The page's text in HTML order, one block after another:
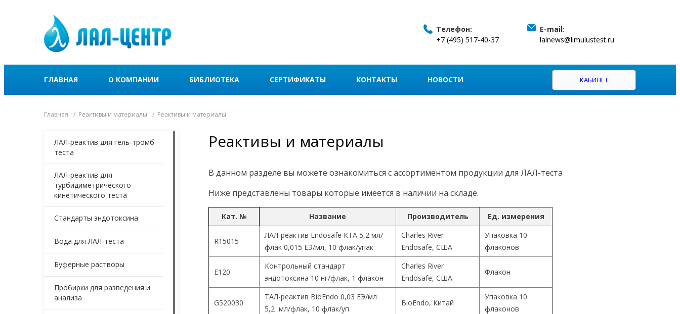
Телефон:
+7 (495) 517-40-37
E-mail:
lalnews@limulustest.ru
ГЛАВНАЯ О КОМПАНИИ БИБЛИОТЕКА СЕРТИФИКАТЫ КОНТАКТЫ НОВОСТИ КАБИНЕТ
Главная Реактивы и материалы Реактивы и материалы
ЛАЛ-реактив для гель-тромб
теста
ЛАЛ-реактив для
турбидиметрического
кинетического теста
Стандарты эндотоксина
Вода для ЛАЛ-теста
Буферные растворы
Пробирки для разведения и
анализа
Реактивы и материалы
В данном разделе вы можете ознакомиться с ассортиментом продукции для ЛАЛ-теста
Ниже представлены товары которые имеется в наличии на складе.
Кат. № Название Производитель Ед. измерения
R15015
ЛАЛ-реактив Endosafe КТА 5,2 мл/
флак 0,015 ЕЭ/мл, 10 флак/упак
Charles River
Endosafe, США
Упаковка 10
флаконов
Е120
Контрольный стандарт
эндотоксина 10 нг/флак, 1 флакон
Charles River
Endosafe, США
Флакон
G520030
ТАЛ-реактив BioEndo 0,03 ЕЭ/мл
5,2 мл/флак, 10 флак/уп
BioEndo, Китай
Упаковка 10
флаконов